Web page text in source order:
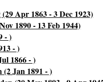
Apr 1863 - 3 Dec 1923)
1890 - 13 Feb 1944)
- )
- )
1866 - )
(2 Jan 1891 - )